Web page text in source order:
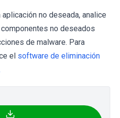
no deseada, analice
no deseados
de malware. Para
el software de eliminación